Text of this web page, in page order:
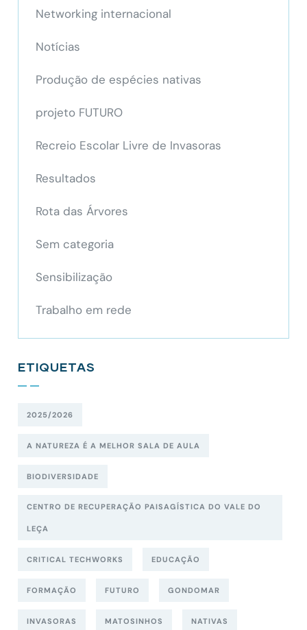
Networking internacional
Notícias
Produção de espécies nativas
projeto FUTURO
Recreio Escolar Livre de Invasoras
Resultados
Rota das Árvores
Sem categoria
Sensibilização
Trabalho em rede
ETIQUETAS
2025/2026
A NATUREZA É A MELHOR SALA DE AULA
BIODIVERSIDADE
CENTRO DE RECUPERAÇÃO PAISAGÍSTICA DO VALE DO
LEÇA
CRITICAL TECHWORKS EDUCAÇÃO
FORMAÇÃO FUTURO GONDOMAR
INVASORAS MATOSINHOS NATIVAS